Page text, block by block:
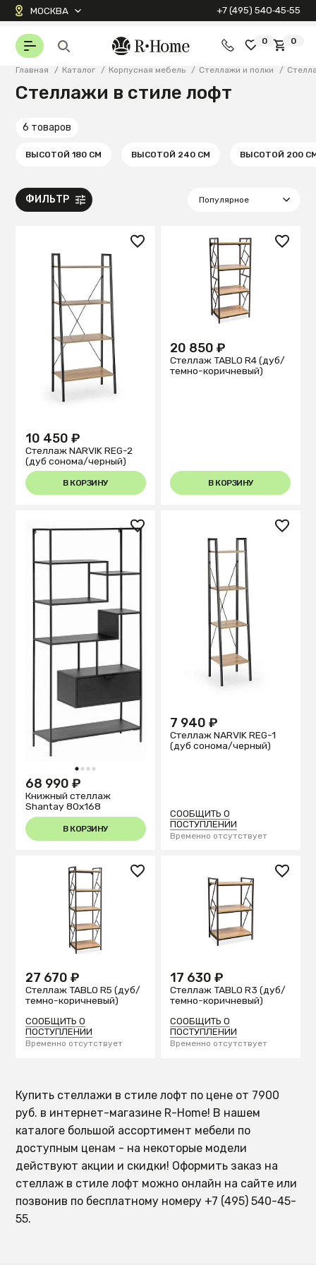
МОСКВА +7 (495) 540‑45‑55
0 0
Главная / Каталог / Корпусная мебель / Стеллажи и полки /
Стеллажи в стиле лофт
6 товаров
ВЫСОТОЙ 180 СМ ВЫСОТОЙ 240 СМ ВЫСОТОЙ 200
ФИЛЬТР
10 450 ₽
Стеллаж NARVIK REG-2
(дуб сонома/черный)
В КОРЗИНУ
20 850 ₽
Стеллаж TABLO R4 (дуб/
темно-коричневый)
В КОРЗИНУ
1 2 3 4
68 990 ₽
Книжный стеллаж
Shantay 80x168
В КОРЗИНУ
7 940 ₽
Стеллаж NARVIK REG-1
(дуб сонома/черный)
СООБЩИТЬ О
ПОСТУПЛЕНИИ
Временно отсутствует
27 670 ₽
Стеллаж TABLO R5 (дуб/
темно-коричневый)
СООБЩИТЬ О
ПОСТУПЛЕНИИ
Временно отсутствует
17 630 ₽
Стеллаж TABLO R3 (дуб/
темно-коричневый)
СООБЩИТЬ О
ПОСТУПЛЕНИИ
Временно отсутствует
Купить стеллажи в стиле лофт по цене от 7900
руб. в интернет-магазине R-Home! В нашем
каталоге большой ассортимент мебели по
доступным ценам - на некоторые модели
действуют акции и скидки! Оформить заказ на
стеллаж в стиле лофт можно онлайн на сайте или
позвонив по бесплатному номеру +7 (495) 540-45-
55.